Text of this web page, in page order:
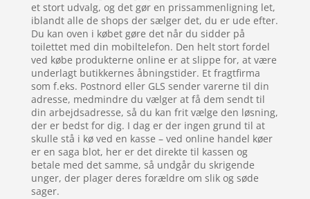
et stort udvalg, og det gør en prissammenligning let,
iblandt alle de shops der sælger det, du er ude efter.
Du kan oven i købet gøre det når du sidder på
toilettet med din mobiltelefon. Den helt stort fordel
ved købe produkterne online er at slippe for, at være
underlagt butikkernes åbningstider. Et fragtfirma
som f.eks. Postnord eller GLS sender varerne til din
adresse, medmindre du vælger at få dem sendt til
din arbejdsadresse, så du kan frit vælge den løsning,
der er bedst for dig. I dag er der ingen grund til at
skulle stå i kø ved en kasse – ved online handel køer
er en saga blot, her er det direkte til kassen og
betale med det samme, så undgår du skrigende
unger, der plager deres forældre om slik og søde
sager.